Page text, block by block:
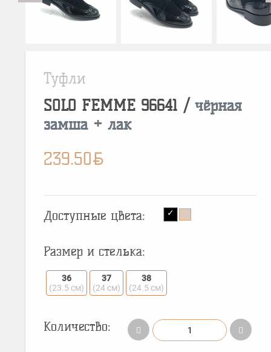
Туфли
SOLO FEMME 96641 / чёрная
замша + лак
239.50BYN
Доступные цвета:
Размер и стелька:
36
(23.5 см)
37
(24 см)
38
(24.5 см)
Количество: